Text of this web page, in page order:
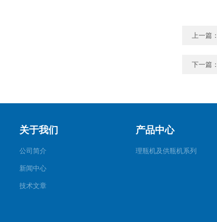
上一篇
下一篇
关于我们
公司简介
新闻中心
技术文章
产品中心
理瓶机及供瓶机系列